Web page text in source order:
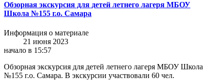
Обзорная экскурсия для детей летнего лагеря МБОУ
Школа №155 г.о. Самара
Информация о материале
21 июня 2023
начало в 15:57
Обзорная экскурсия для детей летнего лагеря МБОУ Школа
№155 г.о. Самара. В экскурсии участвовали 60 чел.